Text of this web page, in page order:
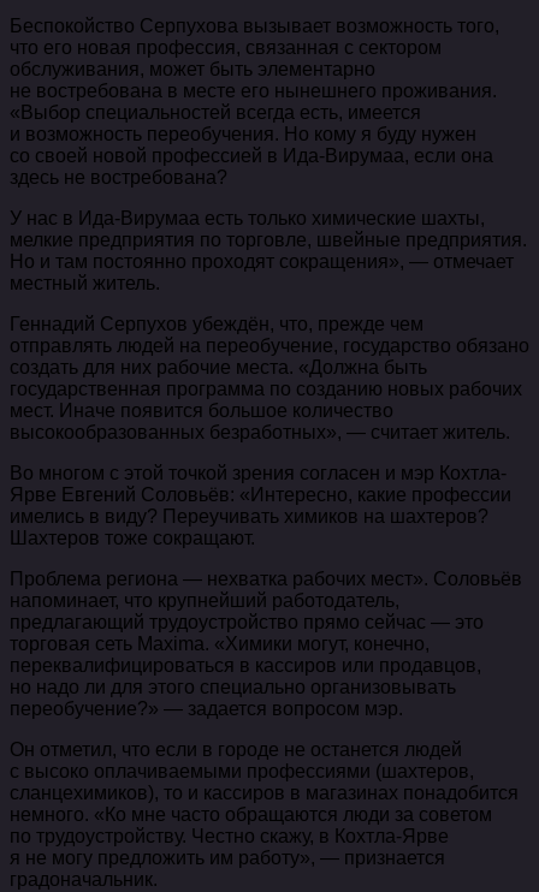
Беспокойство Серпухова вызывает возможность того,
что его новая профессия, связанная с сектором
обслуживания, может быть элементарно
не востребована в месте его нынешнего проживания.
«Выбор специальностей всегда есть, имеется
и возможность переобучения. Но кому я буду нужен
со своей новой профессией в Ида-Вирумаа, если она
здесь не востребована?
У нас в Ида-Вирумаа есть только химические шахты,
мелкие предприятия по торговле, швейные предприятия.
Но и там постоянно проходят сокращения», — отмечает
местный житель.
Геннадий Серпухов убеждён, что, прежде чем
отправлять людей на переобучение, государство обязано
создать для них рабочие места. «Должна быть
государственная программа по созданию новых рабочих
мест. Иначе появится большое количество
высокообразованных безработных», — считает житель.
Во многом с этой точкой зрения согласен и мэр Кохтла-
Ярве Евгений Соловьёв: «Интересно, какие профессии
имелись в виду? Переучивать химиков на шахтеров?
Шахтеров тоже сокращают.
Проблема региона — нехватка рабочих мест». Соловьёв
напоминает, что крупнейший работодатель,
предлагающий трудоустройство прямо сейчас — это
торговая сеть Maxima. «Химики могут, конечно,
переквалифицироваться в кассиров или продавцов,
но надо ли для этого специально организовывать
переобучение?» — задается вопросом мэр.
Он отметил, что если в городе не останется людей
с высоко оплачиваемыми профессиями (шахтеров,
сланцехимиков), то и кассиров в магазинах понадобится
немного. «Ко мне часто обращаются люди за советом
по трудоустройству. Честно скажу, в Кохтла-Ярве
я не могу предложить им работу», — признается
градоначальник.